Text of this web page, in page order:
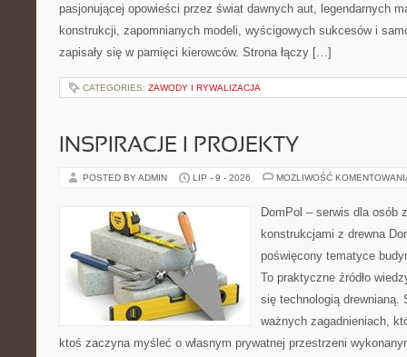
pasjonującej opowieści przez świat dawnych aut, legendarnych
konstrukcji, zapomnianych modeli, wyścigowych sukcesów i
zapisały się w pamięci kierowców. Strona łączy […]
CATEGORIES: ZAWODY I RYWALIZACJA
INSPIRACJE I PROJEKTY
POSTED BY ADMIN LIP - 9 - 2026 MOŻLIWOŚĆ
DomPol – serwis dla osób
konstrukcjami z drewna
poświęcony tematyce
To praktyczne źródło
się technologią drewnianą.
ważnych zagadnieniach,
ktoś zaczyna myśleć o własnym prywatnej przestrzeni